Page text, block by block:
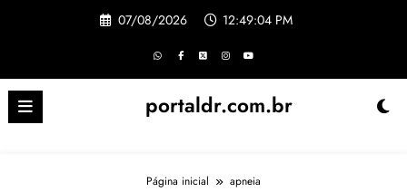
07/08/2026 12:49:04 PM
portaldr.com.br
Página inicial apneia